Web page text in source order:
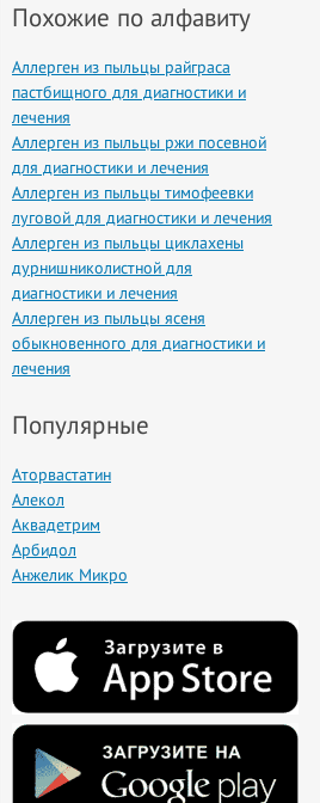
Похожие по алфавиту
Аллерген из пыльцы райграса
пастбищного для диагностики и
лечения
Аллерген из пыльцы ржи посевной
для диагностики и лечения
Аллерген из пыльцы тимофеевки
луговой для диагностики и лечения
Аллерген из пыльцы циклахены
дурнишниколистной для
диагностики и лечения
Аллерген из пыльцы ясеня
обыкновенного для диагностики и
лечения
Популярные
Аторвастатин
Алекол
Аквадетрим
Арбидол
Анжелик Микро